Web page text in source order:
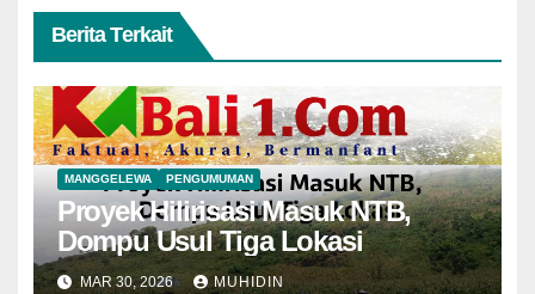
Berita Terkait
MANGGELEWA PENGUMUMAN
Proyek Hilirisasi Masuk NTB,
Dompu Usul Tiga Lokasi
MAR 30, 2026 MUHIDIN